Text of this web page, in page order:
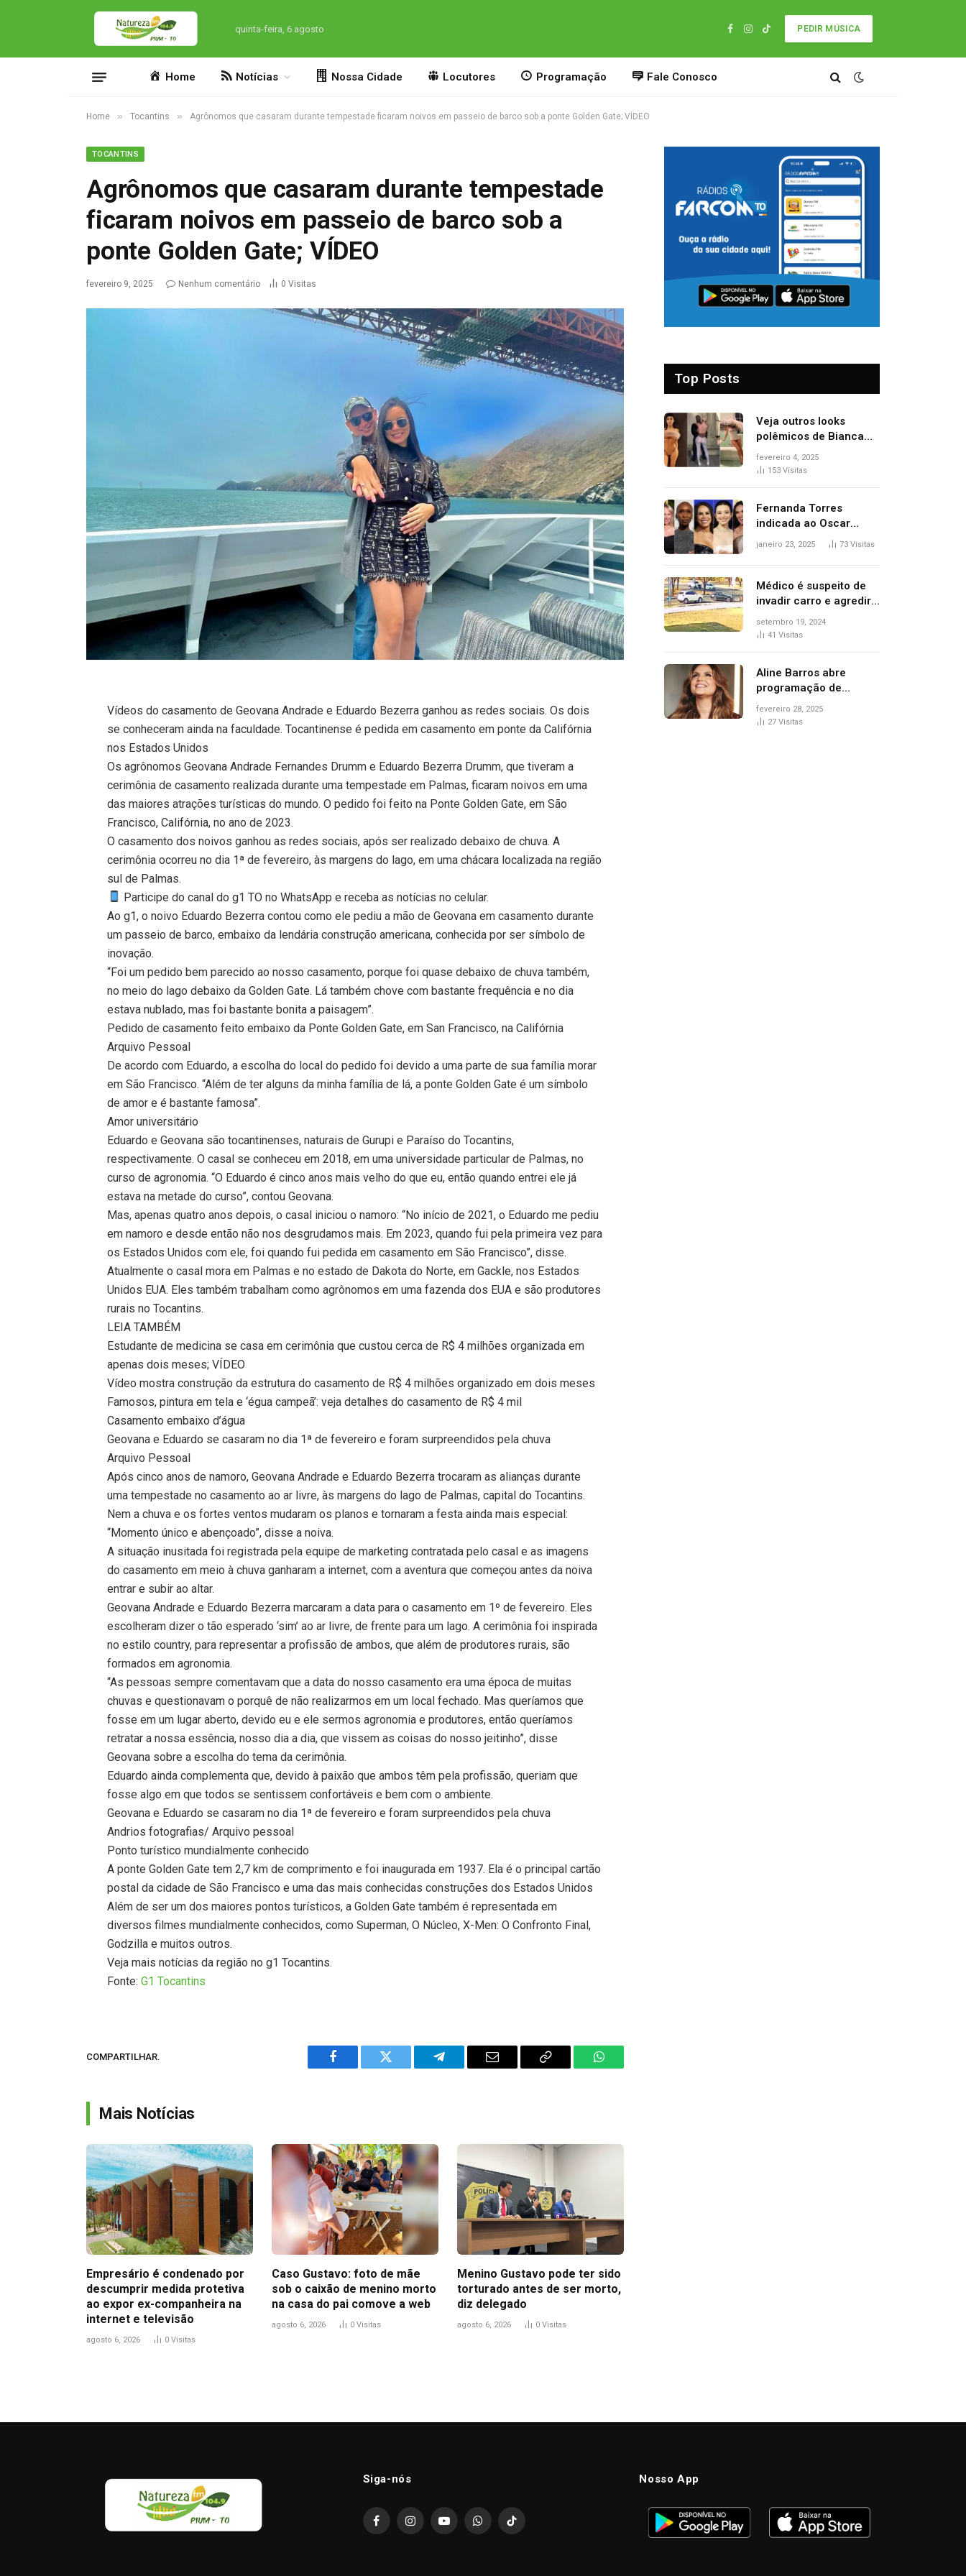
quinta-feira, 6 agosto
Facebook
Instagram
TikTok
PEDIR MÚSICA
Home Notícias Nossa Cidade Locutores Programação Fale Conosco
Home » Tocantins » Agrônomos que casaram durante tempestade ficaram noivos em passeio de barco sob a ponte Golden Gate; VÍDEO
TOCANTINS
Agrônomos que casaram durante tempestade
ficaram noivos em passeio de barco sob a
ponte Golden Gate; VÍDEO
fevereiro 9, 2025 Nenhum comentário 0 Visitas
Vídeos do casamento de Geovana Andrade e Eduardo Bezerra ganhou as redes sociais. Os dois
se conheceram ainda na faculdade. Tocantinense é pedida em casamento em ponte da Califórnia
nos Estados Unidos
Os agrônomos Geovana Andrade Fernandes Drumm e Eduardo Bezerra Drumm, que tiveram a
cerimônia de casamento realizada durante uma tempestade em Palmas, ficaram noivos em uma
das maiores atrações turísticas do mundo. O pedido foi feito na Ponte Golden Gate, em São
Francisco, Califórnia, no ano de 2023.
O casamento dos noivos ganhou as redes sociais, após ser realizado debaixo de chuva. A
cerimônia ocorreu no dia 1ª de fevereiro, às margens do lago, em uma chácara localizada na região
sul de Palmas.
Participe do canal do g1 TO no WhatsApp e receba as notícias no celular.
Ao g1, o noivo Eduardo Bezerra contou como ele pediu a mão de Geovana em casamento durante
um passeio de barco, embaixo da lendária construção americana, conhecida por ser símbolo de
inovação.
“Foi um pedido bem parecido ao nosso casamento, porque foi quase debaixo de chuva também,
no meio do lago debaixo da Golden Gate. Lá também chove com bastante frequência e no dia
estava nublado, mas foi bastante bonita a paisagem”.
Pedido de casamento feito embaixo da Ponte Golden Gate, em San Francisco, na Califórnia
Arquivo Pessoal
De acordo com Eduardo, a escolha do local do pedido foi devido a uma parte de sua família morar
em São Francisco. “Além de ter alguns da minha família de lá, a ponte Golden Gate é um símbolo
de amor e é bastante famosa”.
Amor universitário
Eduardo e Geovana são tocantinenses, naturais de Gurupi e Paraíso do Tocantins,
respectivamente. O casal se conheceu em 2018, em uma universidade particular de Palmas, no
curso de agronomia. “O Eduardo é cinco anos mais velho do que eu, então quando entrei ele já
estava na metade do curso”, contou Geovana.
Mas, apenas quatro anos depois, o casal iniciou o namoro: “No início de 2021, o Eduardo me pediu
em namoro e desde então não nos desgrudamos mais. Em 2023, quando fui pela primeira vez para
os Estados Unidos com ele, foi quando fui pedida em casamento em São Francisco”, disse.
Atualmente o casal mora em Palmas e no estado de Dakota do Norte, em Gackle, nos Estados
Unidos EUA. Eles também trabalham como agrônomos em uma fazenda dos EUA e são produtores
rurais no Tocantins.
LEIA TAMBÉM
Estudante de medicina se casa em cerimônia que custou cerca de R$ 4 milhões organizada em
apenas dois meses; VÍDEO
Vídeo mostra construção da estrutura do casamento de R$ 4 milhões organizado em dois meses
Famosos, pintura em tela e ‘égua campeã’: veja detalhes do casamento de R$ 4 mil
Casamento embaixo d’água
Geovana e Eduardo se casaram no dia 1ª de fevereiro e foram surpreendidos pela chuva
Arquivo Pessoal
Após cinco anos de namoro, Geovana Andrade e Eduardo Bezerra trocaram as alianças durante
uma tempestade no casamento ao ar livre, às margens do lago de Palmas, capital do Tocantins.
Nem a chuva e os fortes ventos mudaram os planos e tornaram a festa ainda mais especial:
“Momento único e abençoado”, disse a noiva.
A situação inusitada foi registrada pela equipe de marketing contratada pelo casal e as imagens
do casamento em meio à chuva ganharam a internet, com a aventura que começou antes da noiva
entrar e subir ao altar.
Geovana Andrade e Eduardo Bezerra marcaram a data para o casamento em 1º de fevereiro. Eles
escolheram dizer o tão esperado ‘sim’ ao ar livre, de frente para um lago. A cerimônia foi inspirada
no estilo country, para representar a profissão de ambos, que além de produtores rurais, são
formados em agronomia.
“As pessoas sempre comentavam que a data do nosso casamento era uma época de muitas
chuvas e questionavam o porquê de não realizarmos em um local fechado. Mas queríamos que
fosse em um lugar aberto, devido eu e ele sermos agronomia e produtores, então queríamos
retratar a nossa essência, nosso dia a dia, que vissem as coisas do nosso jeitinho”, disse
Geovana sobre a escolha do tema da cerimônia.
Eduardo ainda complementa que, devido à paixão que ambos têm pela profissão, queriam que
fosse algo em que todos se sentissem confortáveis e bem com o ambiente.
Geovana e Eduardo se casaram no dia 1ª de fevereiro e foram surpreendidos pela chuva
Andrios fotografias/ Arquivo pessoal
Ponto turístico mundialmente conhecido
A ponte Golden Gate tem 2,7 km de comprimento e foi inaugurada em 1937. Ela é o principal cartão
postal da cidade de São Francisco e uma das mais conhecidas construções dos Estados Unidos
Além de ser um dos maiores pontos turísticos, a Golden Gate também é representada em
diversos filmes mundialmente conhecidos, como Superman, O Núcleo, X-Men: O Confronto Final,
Godzilla e muitos outros.
Veja mais notícias da região no g1 Tocantins.
Fonte:G1 Tocantins
COMPARTILHAR.
Facebook Twitter Telegram Email
Copy
WhatsApp
Mais Notícias
Empresário é condenado por
descumprir medida protetiva
ao expor ex-companheira na
internet e televisão
agosto 6, 2026 0 Visitas
Caso Gustavo: foto de mãe
sob o caixão de menino morto
na casa do pai comove a web
agosto 6, 2026 0 Visitas
Menino Gustavo pode ter sido
torturado antes de ser morto,
diz delegado
agosto 6, 2026 0 Visitas
Top Posts
Veja outros looks
polêmicos de Bianca
Censori, esposa de
Kanye West que
fevereiro 4, 2025
153 Visitas
Fernanda Torres
indicada ao Oscar
2025: veja as
janeiro 23, 2025 73 Visitas
Médico é suspeito de
invadir carro e agredir
delegado aposentado
durante confusão no
setembro 19, 2024
41 Visitas
Aline Barros abre
programação de
Carnaval na Praça dos
Girassóis nesta sexta-
fevereiro 28, 2025
27 Visitas
Siga-nós
FacebookInstagramYouTubeWhatsAppTikTok
Nosso App